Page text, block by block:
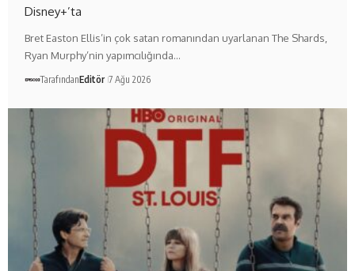
Disney+’ta
Bret Easton Ellis’in çok satan romanından uyarlanan The Shards,
Ryan Murphy’nin yapımcılığında…
TarafındanEditör 7 Ağu 2026